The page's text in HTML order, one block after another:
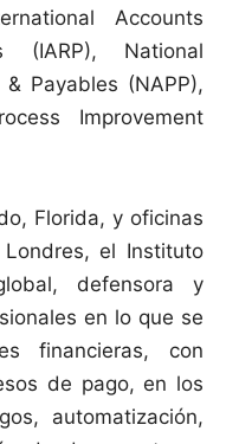
Accounts
(IARP), National
Payables (NAPP),
Improvement
Florida, y oficinas
el Instituto
defensora y
en lo que se
financieras, con
de pago, en los
automatización,